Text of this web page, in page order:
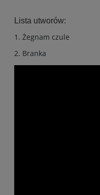
Lista utworów:
1. Żegnam czule
2. Branka